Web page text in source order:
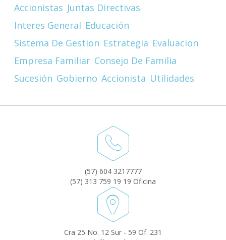
Accionistas Juntas Directivas
Interes General Educación
Sistema De Gestion Estrategia Evaluacion
Empresa Familiar Consejo De Familia
Sucesión Gobierno Accionista Utilidades
(57) 604 3217777
(57) 313 759 19 19 Oficina
Cra 25 No. 12 Sur - 59 Of. 231